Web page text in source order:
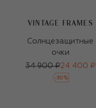
VINTAGE FRAMES
Солнцезащитные
очки
34 900 ₽24 400 ₽
-30 %